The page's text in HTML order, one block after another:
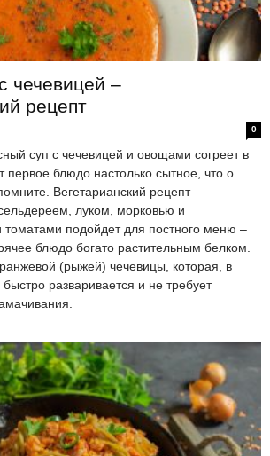
чечевицей –
рецепт
0
суп с чечевицей и овощами согреет в
первое блюдо настолько сытное, что о
Вегетарианский рецепт
луком, морковью и
томатами подойдет для постного меню –
блюдо богато растительным белком.
(рыжей) чечевицы, которая, в
разваривается и не требует